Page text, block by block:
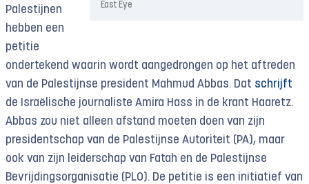
East Eye
Palestijnen
hebben een
petitie
ondertekend waarin wordt aangedrongen op het aftreden
van de Palestijnse president Mahmud Abbas. Dat schrijft
de Israëlische journaliste Amira Hass in de krant Haaretz.
Abbas zou niet alleen afstand moeten doen van zijn
presidentschap van de Palestijnse Autoriteit (PA), maar
ook van zijn leiderschap van Fatah en de Palestijnse
Bevrijdingsorganisatie (PLO). De petitie is een initiatief van